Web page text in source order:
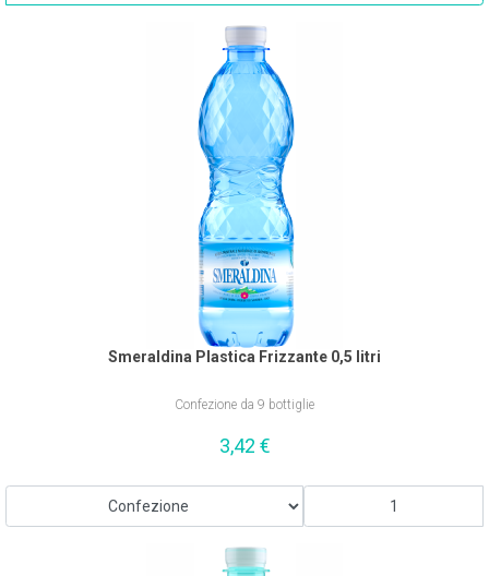
Smeraldina Plastica Frizzante 0,5 litri
Confezione da 9 bottiglie
3,42 €